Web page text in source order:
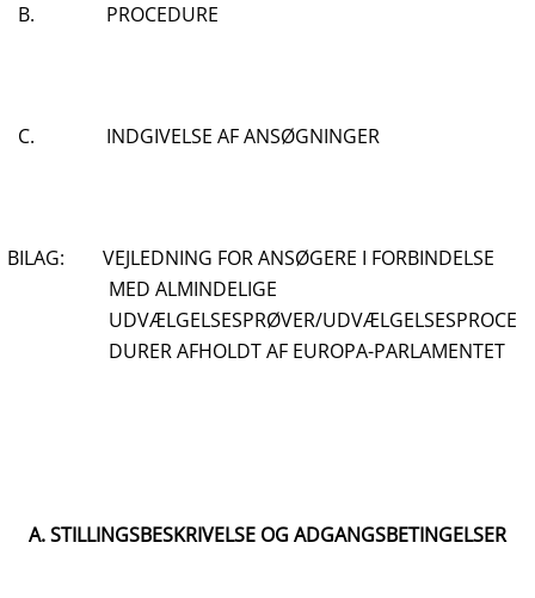
B. PROCEDURE
C. INDGIVELSE AF ANSØGNINGER
BILAG: VEJLEDNING FOR ANSØGERE I FORBINDELSE
MED ALMINDELIGE
UDVÆLGELSESPRØVER/UDVÆLGELSESPROCE
DURER AFHOLDT AF EUROPA-PARLAMENTET
A. STILLINGSBESKRIVELSE OG ADGANGSBETINGELSER